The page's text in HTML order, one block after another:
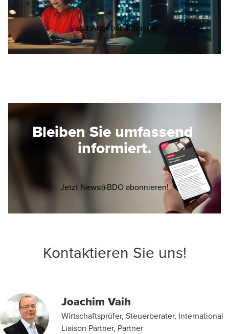
Jetzt Angebot anfragen! Opens in a new
Bleiben Sie umfassend
informiert.
Jetzt News@BDO abonnieren!Opens in a new
Kontaktieren Sie uns!
Joachim Vaih
Wirtschaftsprüfer, Steuerberater, International
Liaison Partner, Partner